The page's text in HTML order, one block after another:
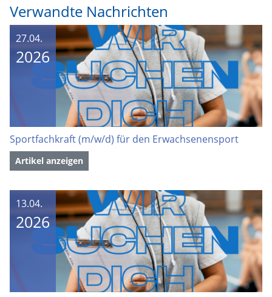
Verwandte Nachrichten
27.04.
2026
Sportfachkraft (m/w/d) für den Erwachsenensport
Artikel anzeigen
13.04.
2026